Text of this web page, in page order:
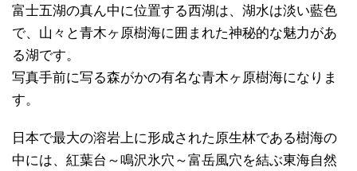
富士五湖の真ん中に位置する西湖は、湖水は淡い藍色
で、山々と青木ヶ原樹海に囲まれた神秘的な魅力があ
る湖です。
写真手前に写る森がかの有名な青木ヶ原樹海になりま
す。
日本で最大の溶岩上に形成された原生林である樹海の
中には、紅葉台～鳴沢氷穴～富岳風穴を結ぶ東海自然